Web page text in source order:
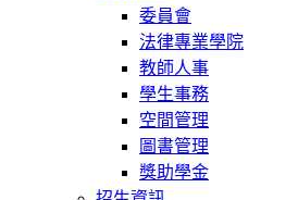
委員會
法律專業學院
教師人事
學生事務
空間管理
圖書管理
獎助學金